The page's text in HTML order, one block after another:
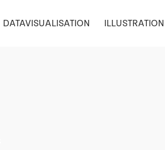
DATAVISUALISATION ILLUSTRATION